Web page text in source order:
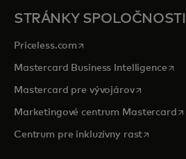
STRÁNKY
Priceless.com opens in a new tab
Mastercard Business Intelligence
Mastercard pre vývojárovopens in a
Marketingové centrum Mastercard
Centrum pre inkluzívny rastopens in